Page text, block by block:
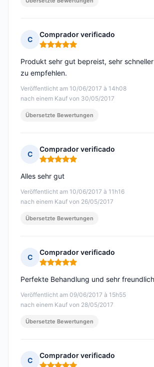
C
Comprador verificado
Hinweis: 5 von 5
Veröffentlicht am 10/06/2017 à 14h08
nach einem Kauf von 30/05/2017
Produkt sehr gut bepreist, sehr
zu empfehlen.
Übersetzte Bewertungen
C
Comprador verificado
Hinweis: 5 von 5
Veröffentlicht am 10/06/2017 à 11h16
nach einem Kauf von 26/05/2017
Alles sehr gut
Übersetzte Bewertungen
C
Comprador verificado
Hinweis: 5 von 5
Veröffentlicht am 09/06/2017 à 15h55
nach einem Kauf von 28/05/2017
Perfekte Behandlung und sehr freundlich
Übersetzte Bewertungen
C
Comprador verificado